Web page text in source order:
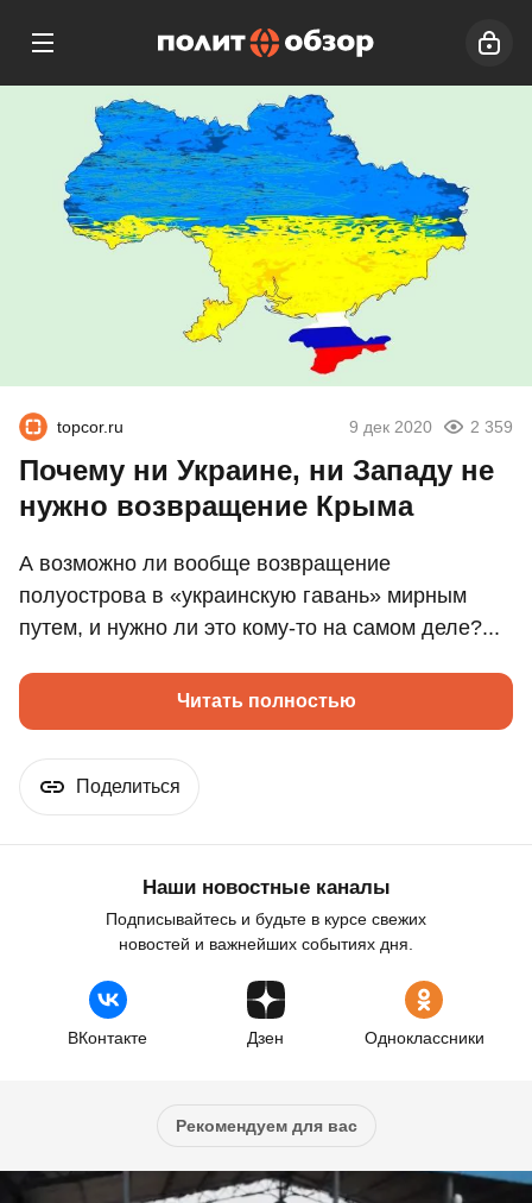
topcor.ru 9 дек 2020 2 359
Почему ни Украине, ни Западу не
нужно возвращение Крыма
А возможно ли вообще возвращение
полуострова в «украинскую гавань» мирным
путем, и нужно ли это кому-то на самом деле?...
Читать полностью
Поделиться
Наши новостные каналы
Подписывайтесь и будьте в курсе свежих
новостей и важнейших событиях дня.
ВКонтакте Дзен Одноклассники
Рекомендуем для вас